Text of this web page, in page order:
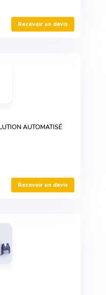
Recevoir un devis
AUTOMATISÉ
Recevoir un devis